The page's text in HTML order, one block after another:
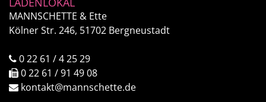
MANNSCHETTE & Ette
Kölner Str. 246, 51702 Bergneustadt
0 22 61 / 4 25 29
0 22 61 / 91 49 08
kontakt@mannschette.de